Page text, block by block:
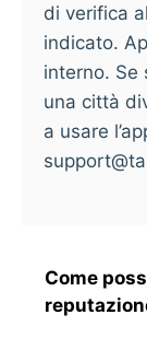
di verifica
indicato.
interno. Se
una città
a usare
Come